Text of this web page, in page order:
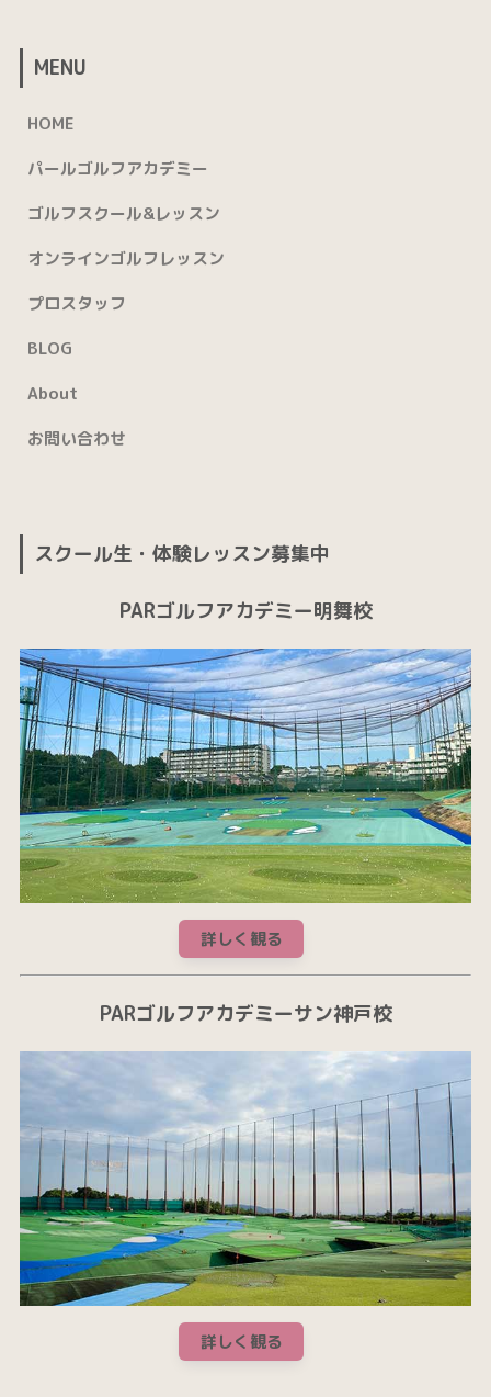
MENU
HOME
パールゴルフアカデミー
ゴルフスクール&レッスン
オンラインゴルフレッスン
プロスタッフ
BLOG
About
お問い合わせ
スクール生・体験レッスン募集中
PARゴルフアカデミー明舞校
詳しく観る
PARゴルフアカデミーサン神戸校
詳しく観る